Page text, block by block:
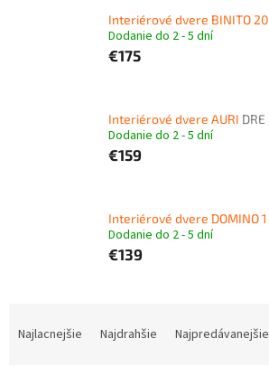
Interiérové dvere BINITO 20
Dodanie do 2 - 5 dní
€175
Interiérové dvere AURI DRE
Dodanie do 2 - 5 dní
€159
Interiérové dvere DOMINO 1
Dodanie do 2 - 5 dní
€139
Najlacnejšie Najdrahšie Najpredávanejšie